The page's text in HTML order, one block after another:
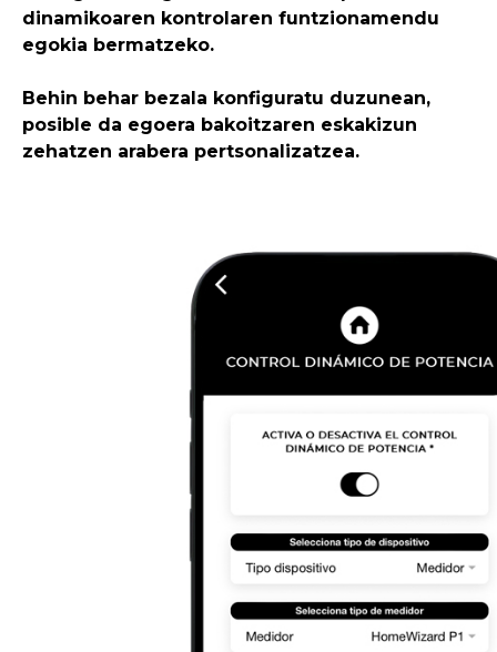
dinamikoaren kontrolaren funtzionamendu
egokia bermatzeko.
Behin behar bezala konfiguratu duzunean,
posible da egoera bakoitzaren eskakizun
zehatzen arabera pertsonalizatzea.